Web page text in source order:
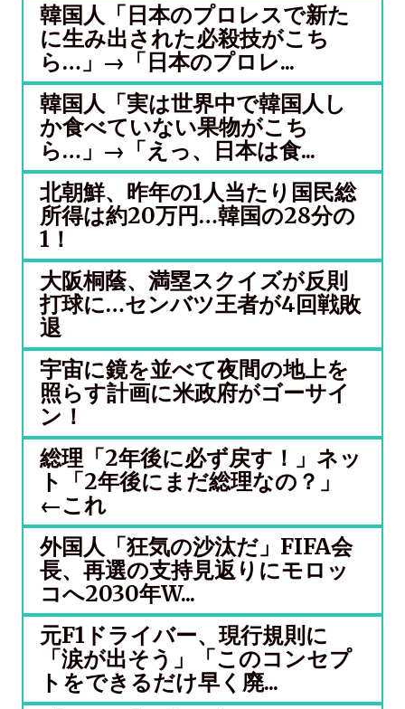
韓国人「日本のプロレスで新た
に生み出された必殺技がこち
ら…」→「日本のプロレ...
韓国人「実は世界中で韓国人し
か食べていない果物がこち
ら…」→「えっ、日本は食...
北朝鮮、昨年の1人当たり国民総
所得は約20万円…韓国の28分の
1！
大阪桐蔭、満塁スクイズが反則
打球に…センバツ王者が4回戦敗
退
宇宙に鏡を並べて夜間の地上を
照らす計画に米政府がゴーサイ
ン！
総理「2年後に必ず戻す！」ネッ
ト「2年後にまだ総理なの？」
←これ
外国人「狂気の沙汰だ」FIFA会
長、再選の支持見返りにモロッ
コへ2030年W...
元F1ドライバー、現行規則に
「涙が出そう」「このコンセプ
トをできるだけ早く廃...